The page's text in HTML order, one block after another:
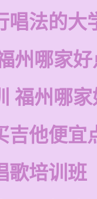
唱法的大
州哪家好
福州哪
吉他便宜
歌培训班